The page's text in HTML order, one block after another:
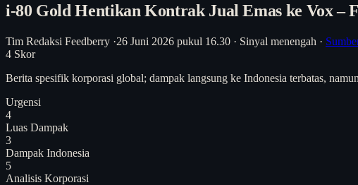
i-80 Gold Hentikan Kontrak Jual Emas ke Vox –
Tim Redaksi Feedberry ·26 Juni 2026 pukul 16.30 · Sinyal menengah ·
4 Skor
Berita spesifik korporasi global; dampak langsung ke Indonesia terbatas,
Urgensi
4
Luas Dampak
3
Dampak Indonesia
5
Analisis Korporasi